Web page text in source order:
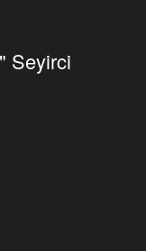
Seyirci